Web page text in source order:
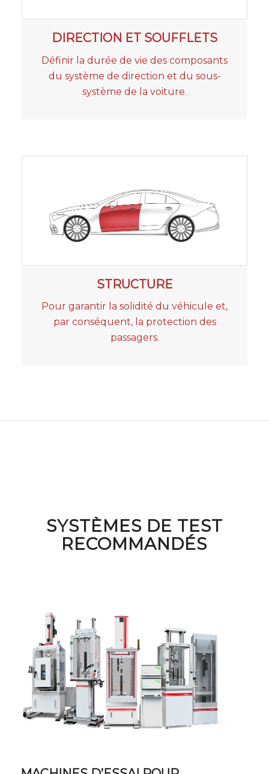
DIRECTION ET SOUFFLETS
Définir la durée de vie des composants
du système de direction et du sous-
système de la voiture.
STRUCTURE
Pour garantir la solidité du véhicule et,
par conséquent, la protection des
passagers.
SYSTÈMES DE TEST
RECOMMANDÉS